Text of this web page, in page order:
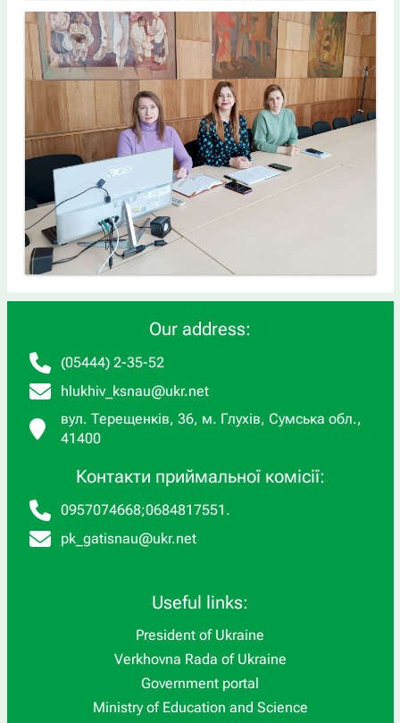
Our address:
(05444) 2-35-52
hlukhiv_ksnau@ukr.net
вул. Терещенків, 36, м. Глухів, Сумська обл.,
41400
Контакти приймальної комісії:
0957074668;0684817551 .
pk_gatisnau@ukr.net
Useful links:
President of Ukraine
Verkhovna Rada of Ukraine
Government portal
Ministry of Education and Science